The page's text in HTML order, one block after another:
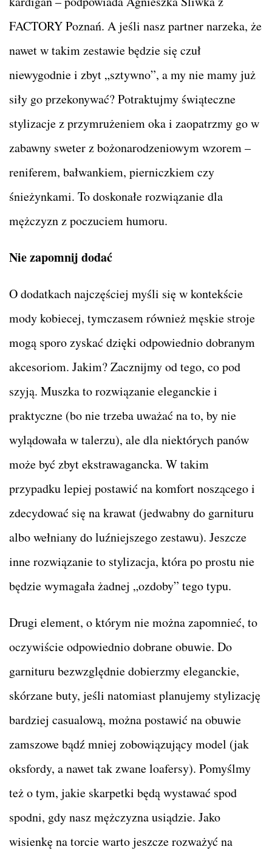
FACTORY Poznań. A jeśli nasz partner narzeka, że
nawet w takim zestawie będzie się czuł
niewygodnie i zbyt „sztywno”, a my nie mamy już
siły go przekonywać? Potraktujmy świąteczne
stylizacje z przymrużeniem oka i zaopatrzmy go w
zabawny sweter z bożonarodzeniowym wzorem –
reniferem, bałwankiem, pierniczkiem czy
śnieżynkami. To doskonałe rozwiązanie dla
mężczyzn z poczuciem humoru.
Nie zapomnij dodać
O dodatkach najczęściej myśli się w kontekście
mody kobiecej, tymczasem również męskie stroje
mogą sporo zyskać dzięki odpowiednio dobranym
akcesoriom. Jakim? Zacznijmy od tego, co pod
szyją. Muszka to rozwiązanie eleganckie i
praktyczne (bo nie trzeba uważać na to, by nie
wylądowała w talerzu), ale dla niektórych panów
może być zbyt ekstrawagancka. W takim
przypadku lepiej postawić na komfort noszącego i
zdecydować się na krawat (jedwabny do garnituru
albo wełniany do luźniejszego zestawu). Jeszcze
inne rozwiązanie to stylizacja, która po prostu nie
będzie wymagała żadnej „ozdoby” tego typu.
Drugi element, o którym nie można zapomnieć, to
oczywiście odpowiednio dobrane obuwie. Do
garnituru bezwzględnie dobierzmy eleganckie,
skórzane buty, jeśli natomiast planujemy stylizację
bardziej casualową, można postawić na obuwie
zamszowe bądź mniej zobowiązujący model (jak
oksfordy, a nawet tak zwane loafersy). Pomyślmy
też o tym, jakie skarpetki będą wystawać spod
spodni, gdy nasz mężczyzna usiądzie. Jako
wisienkę na torcie warto jeszcze rozważyć na